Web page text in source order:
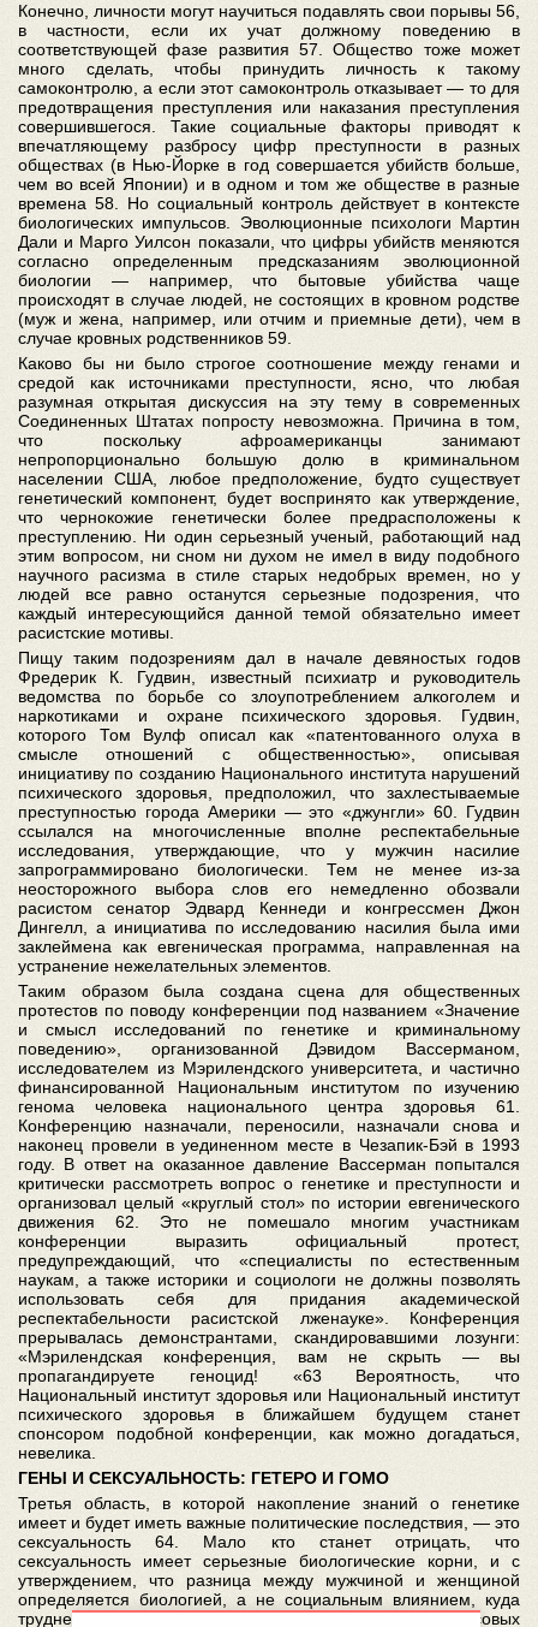
Конечно, личности могут научиться подавлять свои порывы 56,
в частности, если их учат должному поведению в
соответствующей фазе развития 57. Общество тоже может
много сделать, чтобы принудить личность к такому
самоконтролю, а если этот самоконтроль отказывает — то для
предотвращения преступления или наказания преступления
совершившегося. Такие социальные факторы приводят к
впечатляющему разбросу цифр преступности в разных
обществах (в Нью-Йорке в год совершается убийств больше,
чем во всей Японии) и в одном и том же обществе в разные
времена 58. Но социальный контроль действует в контексте
биологических импульсов. Эволюционные психологи Мартин
Дали и Марго Уилсон показали, что цифры убийств меняются
согласно определенным предсказаниям эволюционной
биологии — например, что бытовые убийства чаще
происходят в случае людей, не состоящих в кровном родстве
(муж и жена, например, или отчим и приемные дети), чем в
случае кровных родственников 59.
Каково бы ни было строгое соотношение между генами и
средой как источниками преступности, ясно, что любая
разумная открытая дискуссия на эту тему в современных
Соединенных Штатах попросту невозможна. Причина в том,
что поскольку афроамериканцы занимают
непропорционально большую долю в криминальном
населении США, любое предположение, будто существует
генетический компонент, будет воспринято как утверждение,
что чернокожие генетически более предрасположены к
преступлению. Ни один серьезный ученый, работающий над
этим вопросом, ни сном ни духом не имел в виду подобного
научного расизма в стиле старых недобрых времен, но у
людей все равно останутся серьезные подозрения, что
каждый интересующийся данной темой обязательно имеет
расистские мотивы.
Пищу таким подозрениям дал в начале девяностых годов
Фредерик К. Гудвин, известный психиатр и руководитель
ведомства по борьбе со злоупотреблением алкоголем и
наркотиками и охране психического здоровья. Гудвин,
которого Том Вулф описал как «патентованного олуха в
смысле отношений с общественностью», описывая
инициативу по созданию Национального института нарушений
психического здоровья, предположил, что захлестываемые
преступностью города Америки — это «джунгли» 60. Гудвин
ссылался на многочисленные вполне респектабельные
исследования, утверждающие, что у мужчин насилие
запрограммировано биологически. Тем не менее из-за
неосторожного выбора слов его немедленно обозвали
расистом сенатор Эдвард Кеннеди и конгрессмен Джон
Дингелл, а инициатива по исследованию насилия была ими
заклеймена как евгеническая программа, направленная на
устранение нежелательных элементов.
Таким образом была создана сцена для общественных
протестов по поводу конференции под названием «Значение
и смысл исследований по генетике и криминальному
поведению», организованной Дэвидом Вассерманом,
исследователем из Мэрилендского университета, и частично
финансированной Национальным институтом по изучению
генома человека национального центра здоровья 61.
Конференцию назначали, переносили, назначали снова и
наконец провели в уединенном месте в Чезапик-Бэй в 1993
году. В ответ на оказанное давление Вассерман попытался
критически рассмотреть вопрос о генетике и преступности и
организовал целый «круглый стол» по истории евгенического
движения 62. Это не помешало многим участникам
конференции выразить официальный протест,
предупреждающий, что «специалисты по естественным
наукам, а также историки и социологи не должны позволять
использовать себя для придания академической
респектабельности расистской лженауке». Конференция
прерывалась демонстрантами, скандировавшими лозунги:
«Мэрилендская конференция, вам не скрыть — вы
пропагандируете геноцид! «63 Вероятность, что
Национальный институт здоровья или Национальный институт
психического здоровья в ближайшем будущем станет
спонсором подобной конференции, как можно догадаться,
невелика.
ГЕНЫ И СЕКСУАЛЬНОСТЬ: ГЕТЕРО И ГОМО
Третья область, в которой накопление знаний о генетике
имеет и будет иметь важные политические последствия, — это
сексуальность 64. Мало кто станет отрицать, что
сексуальность имеет серьезные биологические корни, и с
утверждением, что разница между мужчиной и женщиной
определяется биологией, а не социальным влиянием, куда
труднее спорить, чем с аналогичным суждением о расовых